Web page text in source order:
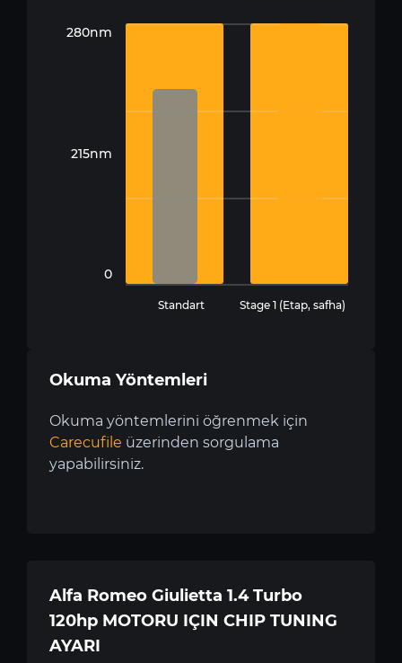
280nm
215nm
0
Standart Stage 1 (Etap, safha)
Okuma Yöntemleri
Okuma yöntemlerini öğrenmek için
Carecufile üzerinden sorgulama
yapabilirsiniz.
Alfa Romeo Giulietta 1.4 Turbo
120hp MOTORU IÇIN CHIP TUNING
AYARI